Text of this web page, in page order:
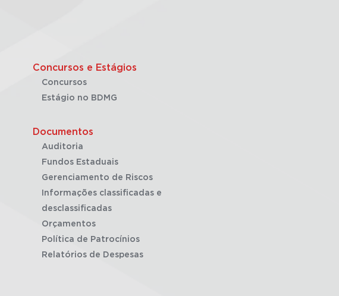
Concursos e Estágios
Concursos
Estágio no BDMG
Documentos
Auditoria
Fundos Estaduais
Gerenciamento de Riscos
Informações classificadas e
desclassificadas
Orçamentos
Política de Patrocínios
Relatórios de Despesas